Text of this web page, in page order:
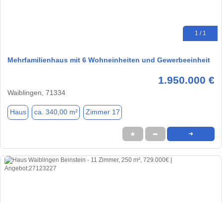
1 / 1
Mehrfamilienhaus mit 6 Wohneinheiten und Gewerbeeinheit
1.950.000 €
Waiblingen, 71334
Haus ca. 340,00 m² Zimmer 17
★ ➦ ➜